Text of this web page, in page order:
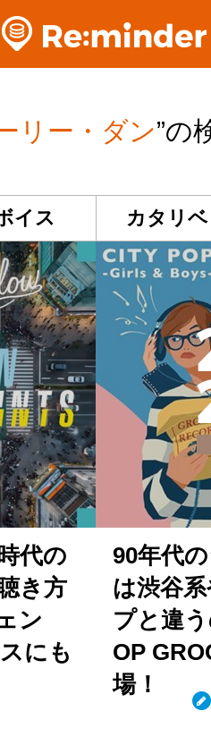
リー・ダン”の
イス カタリベ
代の
き方
ン
にも
90年代
は渋谷
プと違
OP
場！